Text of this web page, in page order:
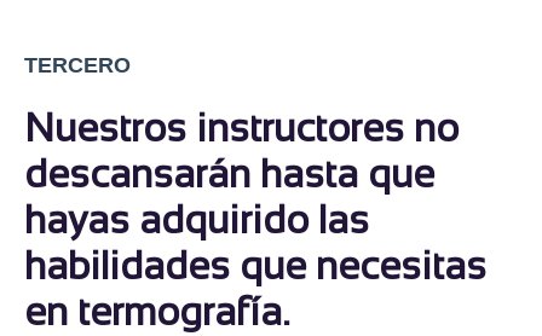
TERCERO
Nuestros instructores no
descansarán hasta que
hayas adquirido las
habilidades que necesitas
en termografía.